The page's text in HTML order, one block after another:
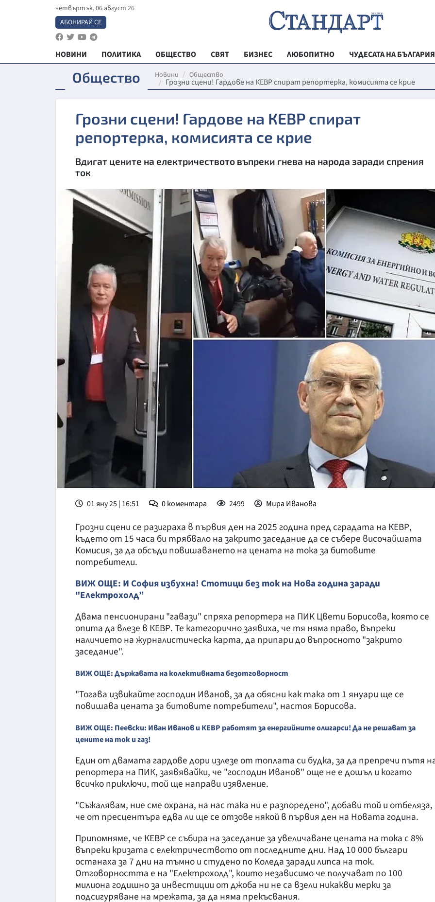
четвъртък, 06 август 26
АБОНИРАЙ СЕ
НОВИНИ ПОЛИТИКА ОБЩЕСТВО СВЯТ БИЗНЕС ЛЮБОПИТНО
ЧУДЕСАТА НА БЪЛГАРИЯ
ВЕСТНИК
МОЯТ ГРАД
ДА! НА
КУЛТУРА
ПРАВОСЪДИЕ
КРИМИ
ВЯРА
ОБЯВИ
ВОЙНАТА В
Общество Новини Общество
Грозни сцени! Гардове на КЕВР спират репортерка, комисията се крие
Грозни сцени! Гардове на КЕВР спират
репортерка, комисията се крие
Вдигат цените на електричеството въпреки гнева на народа заради спрения
ток
01 яну 25 | 16:51 0коментара 2499 Мира Иванова
Грозни сцени се разиграха в първия ден на 2025 година пред сградата на КЕВР,
където от 15 часа би трябвало на закрито заседание да се събере височайшата
Комисия, за да обсъди повишаването на цената на тока за битовите
потребители.
ВИЖ ОЩЕ: И София избухна! Стотици без ток на Нова година заради
"Електрохолд”
Двама пенсионирани "гавази" спряха репортера на ПИК Цвети Борисова, която се
опита да влезе в КЕВР. Те категорично заявиха, че тя няма право, въпреки
наличието на журналистическа карта, да припари до въпросното "закрито
заседание".
ВИЖ ОЩЕ: Държавата на колективната безотговорност
"Тогава извикайте господин Иванов, за да обясни как така от 1 януари ще се
повишава цената за битовите потребители", настоя Борисова.
ВИЖ ОЩЕ: Пеевски: Иван Иванов и КЕВР работят за енергийните олигарси! Да не решават за
цените на ток и газ!
Един от двамата гардове дори излезе от топлата си будка, за да препречи пътя
репортера на ПИК, заявявайки, че "господин Иванов" още не е дошъл и когато
всичко приключи, той ще направи изявление.
"Съжалявам, ние сме охрана, на нас така ни е разпоредено", добави той и отбеляза,
че от пресцентъра едва ли ще се отзове някой в първия ден на Новата година.
Припомняме, че КЕВР се събира на заседание за увеличаване цената на тока с 8%
въпреки кризата с електричеството от последните дни. Над 10 000 българи
останаха за 7 дни на тъмно и студено по Коледа заради липса на ток.
Отговорността е на "Електрохолд", които независимо че получават по 100
милиона годишно за инвестиции от джоба ни не са взели никакви мерки за
подсигуряване на мрежата, за да няма прекъсвания.